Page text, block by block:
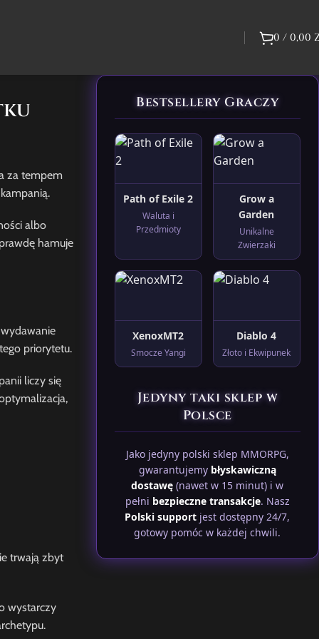
0 / 0,00
za tempem
albo
hamuje
priorytetu.
liczy się
trwają zbyt
wystarczy
Bestsellery Graczy
Path of Exile 2
Waluta i
Przedmioty
Grow a
Garden
Unikalne
Zwierzaki
XenoxMT2
Smocze Yangi
Diablo 4
Złoto i Ekwipunek
Jedyny taki sklep w
Polsce
Jako jedyny polski sklep MMORPG,
gwarantujemy błyskawiczną
dostawę (nawet w 15 minut) i w
pełni bezpieczne transakcje. Nasz
Polski support jest dostępny 24/7,
gotowy pomóc w każdej chwili.